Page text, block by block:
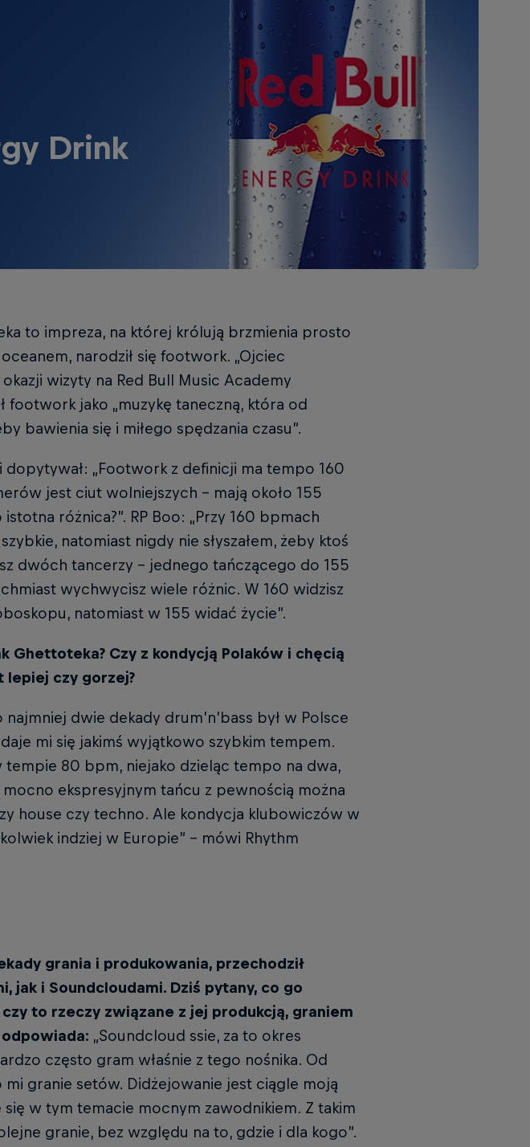
Drink
to impreza, na której królują brzmienia prosto
narodził się footwork. „Ojciec
okazji wizyty na Red Bull Music Academy
footwork jako „muzykę taneczną, która od
bawienia się i miłego spędzania czasu”.
dopytywał: „Footwork z definicji ma tempo 160
jest ciut wolniejszych – mają około 155
różnica?”. RP Boo: „Przy 160 bpmach
natomiast nigdy nie słyszałem, żeby ktoś
dwóch tancerzy – jednego tańczącego do 155
wychwycisz wiele różnic. W 160 widzisz
natomiast w 155 widać życie”.
Ghettoteka? Czy z kondycją Polaków i chęcią
lepiej czy gorzej?
dwie dekady drum’n’bass był w Polsce
mi się jakimś wyjątkowo szybkim tempem.
tempie 80 bpm, niejako dzieląc tempo na dwa,
ekspresyjnym tańcu z pewnością można
house czy techno. Ale kondycja klubowiczów w
indziej w Europie” – mówi Rhythm
grania i produkowania, przechodził
jak i Soundcloudami. Dziś pytany, co go
to rzeczy związane z jej produkcją, graniem
„Soundcloud ssie, za to okres
często gram właśnie z tego nośnika. Od
mi granie setów. Didżejowanie jest ciągle moją
się w tym temacie mocnym zawodnikiem. Z takim
granie, bez względu na to, gdzie i dla kogo”.